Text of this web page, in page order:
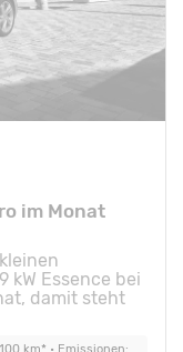
im Monat
kW Essence bei
damit steht